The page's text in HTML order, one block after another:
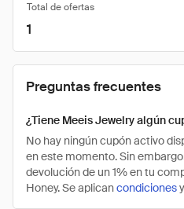
Total de ofertas
1
Preguntas frecuentes
¿Tiene Meeis Jewelry algún
No hay ningún cupón activo
en este momento. Sin
devolución de un 1% en tu
Honey. Se aplicancondiciones